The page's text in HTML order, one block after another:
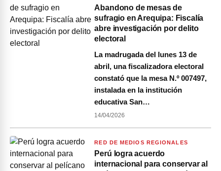
Abandono de mesas de
sufragio en Arequipa: Fiscalía
abre investigación por delito
electoral
La madrugada del lunes 13 de
abril, una fiscalizadora electoral
constató que la mesa N.º 007497,
instalada en la institución
educativa San…
14/04/2026
RED DE MEDIOS REGIONALES
Perú logra acuerdo
internacional para conservar al